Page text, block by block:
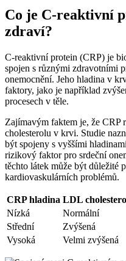
Co je C-reaktivní
zdraví?
C-reaktivní protein (CRP) je
spojen s různými zdravotními
onemocnění. Jeho hladina v
faktory, jako je například
procesech v těle.
Zajímavým faktem je, že CRP
cholesterolu v krvi. Studie
být spojeny s vyššími
rizikový faktor pro srdeční
těchto látek může být důležité
kardiovaskulárních problémů.
CRP hladina LDL
Nízká
Normální
Střední
Zvýšená
Vysoká
Velmi zvýšená